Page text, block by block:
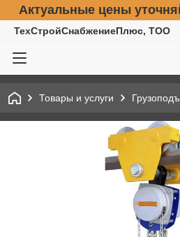
Актуальные цены
ТехСтройСнабжениеПлюс, ТОО
Товары и услуги